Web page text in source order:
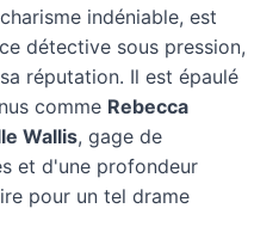
indéniable, est
détective sous pression,
réputation. Il est épaulé
comme Rebecca
Wallis, gage de
et d'une profondeur
pour un tel drame